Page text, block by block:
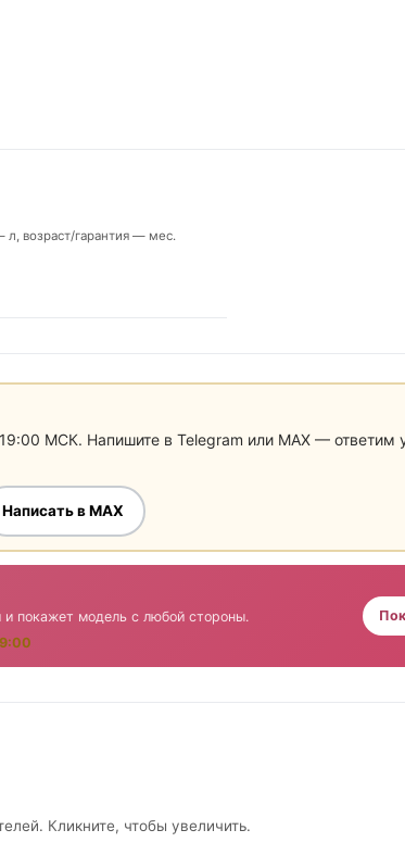
возраст/гарантия — мес.
МСК. Напишите в Telegram или MAX —
Написать в MAX
и покажет модель с любой стороны.
Кликните, чтобы увеличить.